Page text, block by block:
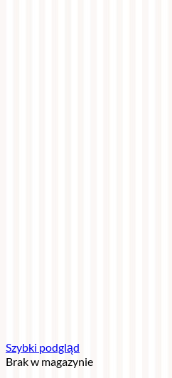
Szybki podgląd
Brak w magazynie